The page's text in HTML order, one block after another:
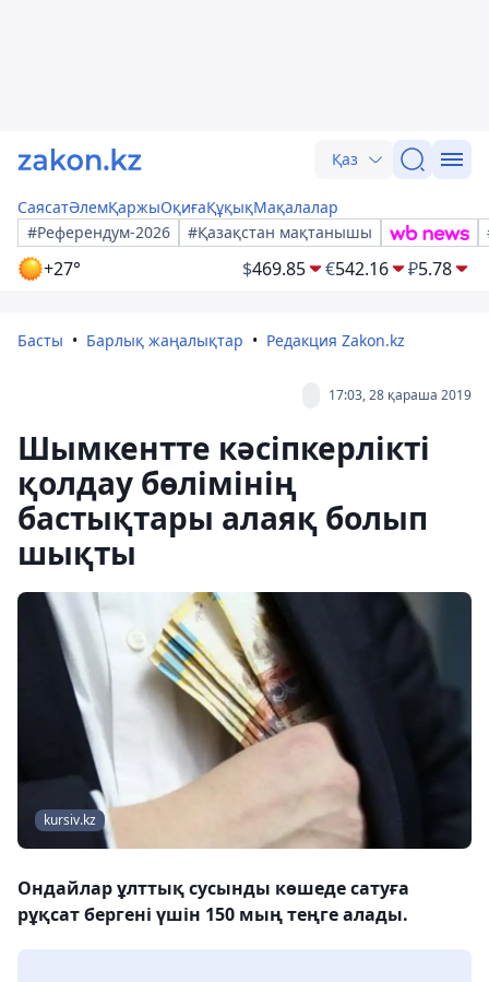
Қаз
СаясатӘлемҚаржыОқиғаҚұқықМақалалар
#Референдум-2026
#Қазақстан мақтанышы
+27° $469.85 €542.16 ₽5.78
Басты Барлық жаңалықтар Редакция Zakon.kz
17:03, 28 қараша 2019
Шымкентте кәсіпкерлікті
қолдау бөлімінің
бастықтары алаяқ болып
шықты
kursiv.kz
Ондайлар ұлттық сусынды көшеде сатуға
рұқсат бергені үшін 150 мың теңге алады.